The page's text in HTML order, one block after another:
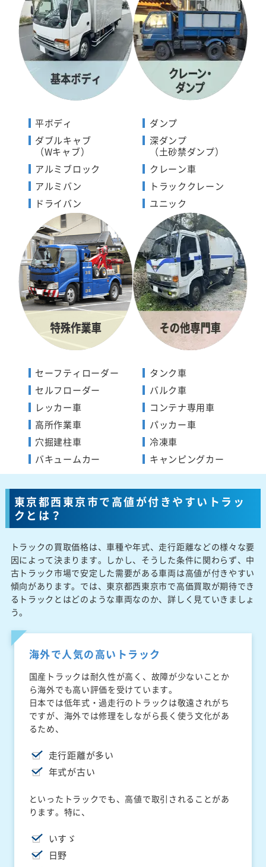
平ボディ
ダブルキャブ
（Wキャブ）
アルミブロック
アルミバン
ドライバン
ダンプ
深ダンプ
（土砂禁ダンプ）
クレーン車
トラッククレーン
ユニック
セーフティローダー
セルフローダー
レッカー車
高所作業車
穴掘建柱車
バキュームカー
タンク車
バルク車
コンテナ専用車
パッカー車
冷凍車
キャンピングカー
東京都西東京市で高値が付きやすいトラッ
クとは？
トラックの買取価格は、車種や年式、走行距離などの様々な要
因によって決まります。しかし、そうした条件に関わらず、中
古トラック市場で安定した需要がある車両は高値が付きやすい
傾向があります。では、東京都西東京市で高価買取が期待でき
るトラックとはどのような車両なのか、詳しく見ていきましょ
う。
海外で人気の高いトラック
国産トラックは耐久性が高く、故障が少ないことか
ら海外でも高い評価を受けています。
日本では低年式・過走行のトラックは敬遠されがち
ですが、海外では修理をしながら長く使う文化があ
るため、
走行距離が多い
年式が古い
といったトラックでも、高値で取引されることがあ
ります。特に、
いすゞ
日野